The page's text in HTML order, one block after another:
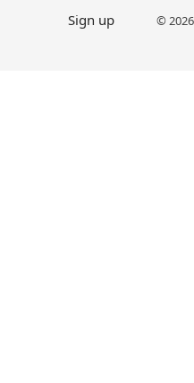
Sign up ©